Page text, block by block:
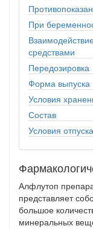
При
средствами
Передозировка
Форма выпуска
Условия
Состав
Условия
Алфлутоп
представляет
большое
минеральных